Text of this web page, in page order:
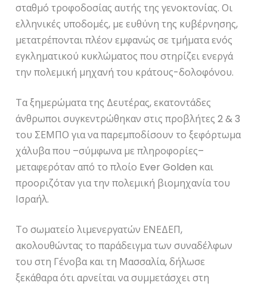
σταθμό τροφοδοσίας αυτής της γενοκτονίας. Οι
ελληνικές υποδομές, με ευθύνη της κυβέρνησης,
μετατρέπονται πλέον εμφανώς σε τμήματα ενός
εγκληματικού κυκλώματος που στηρίζει ενεργά
την πολεμική μηχανή του κράτους-δολοφόνου.
Τα ξημερώματα της Δευτέρας, εκατοντάδες
άνθρωποι συγκεντρώθηκαν στις προβλήτες 2 & 3
του ΣΕΜΠΟ για να παρεμποδίσουν το ξεφόρτωμα
χάλυβα που –σύμφωνα με πληροφορίες–
μεταφερόταν από το πλοίο Ever Golden και
προοριζόταν για την πολεμική βιομηχανία του
Ισραήλ.
Το σωματείο λιμενεργατών ΕΝΕΔΕΠ,
ακολουθώντας το παράδειγμα των συναδέλφων
του στη Γένοβα και τη Μασσαλία, δήλωσε
ξεκάθαρα ότι αρνείται να συμμετάσχει στη